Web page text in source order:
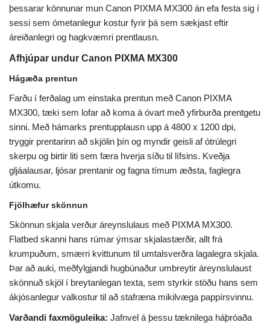
þessarar könnunar mun Canon PIXMA MX300 án efa festa sig í
sessi sem ómetanlegur kostur fyrir þá sem sækjast eftir
áreiðanlegri og hagkvæmri prentlausn.
Afhjúpar undur Canon PIXMA MX300
Hágæða prentun
Farðu í ferðalag um einstaka prentun með Canon PIXMA
MX300, tæki sem lofar að koma á óvart með yfirburða prentgetu
sinni. Með hámarks prentupplausn upp á 4800 x 1200 dpi,
tryggir prentarinn að skjölin þín og myndir geisli af ótrúlegri
skerpu og birtir liti sem færa hverja síðu til lífsins. Kveðja
gljáalausar, ljósar prentanir og fagna tímum æðsta, faglegra
útkomu.
Fjölhæfur skönnun
Skönnun skjala verður áreynslulaus með PIXMA MX300.
Flatbed skanni hans rúmar ýmsar skjalastærðir, allt frá
krumpuðum, smærri kvittunum til umtalsverðra lagalegra skjala.
Þar að auki, meðfylgjandi hugbúnaður umbreytir áreynslulaust
skönnuð skjöl í breytanlegan texta, sem styrkir stöðu hans sem
ákjósanlegur valkostur til að stafræna mikilvæga pappírsvinnu.
Varðandi faxmöguleika: Jafnvel á þessu tæknilega háþróaða